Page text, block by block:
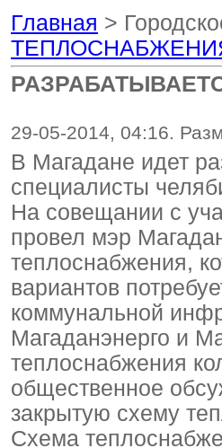
Главная >
29-05-2014, 04:16.
В Магадане идет
специалисты
На совещании с
провел мэр
теплоснабжения,
вариантов
коммунальной
Магаданэнерго и
теплоснабжения
общественное
закрытую схему
Схема